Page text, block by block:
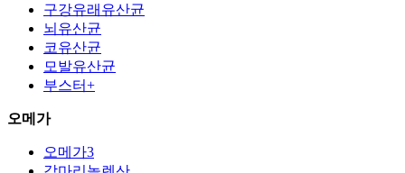
구강유래유산균
뇌유산균
코유산균
모발유산균
부스터+
오메가
오메가3